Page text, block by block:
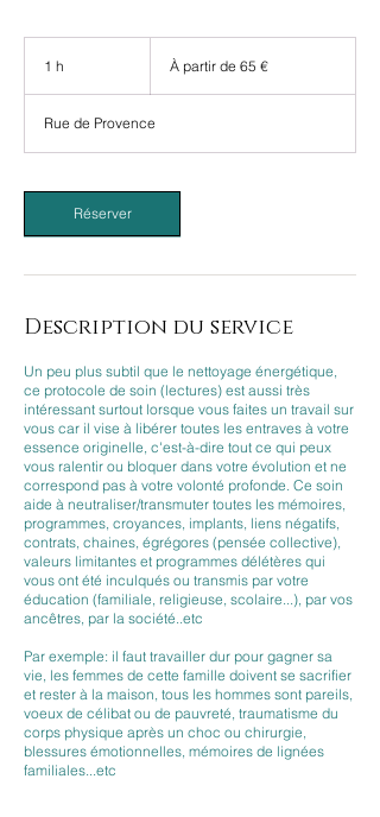
1 h
partir
euros
À partir de 65 €
Rue de Provence
Réserver
Description du service
Un peu plus subtil que le nettoyage énergétique,
ce protocole de soin (lectures) est aussi très
intéressant surtout lorsque vous faites un travail sur
vous car il vise à libérer toutes les entraves à votre
essence originelle, c'est-à-dire tout ce qui peux
vous ralentir ou bloquer dans votre évolution et ne
correspond pas à votre volonté profonde. Ce soin
aide à neutraliser/transmuter toutes les mémoires,
programmes, croyances, implants, liens négatifs,
contrats, chaines, égrégores (pensée collective),
valeurs limitantes et programmes délétères qui
vous ont été inculqués ou transmis par votre
éducation (familiale, religieuse, scolaire...), par vos
ancêtres, par la société..etc
Par exemple: il faut travailler dur pour gagner sa
vie, les femmes de cette famille doivent se sacrifier
et rester à la maison, tous les hommes sont pareils,
voeux de célibat ou de pauvreté, traumatisme du
corps physique après un choc ou chirurgie,
blessures émotionnelles, mémoires de lignées
familiales...etc